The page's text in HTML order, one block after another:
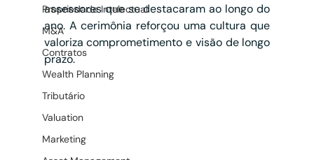
Propriedade Intelectual
M&A
Contratos
Wealth Planning
Tributário
Valuation
Marketing
assessores que se destacaram ao longo do
ano. A cerimônia reforçou uma cultura que
valoriza comprometimento e visão de longo
prazo.